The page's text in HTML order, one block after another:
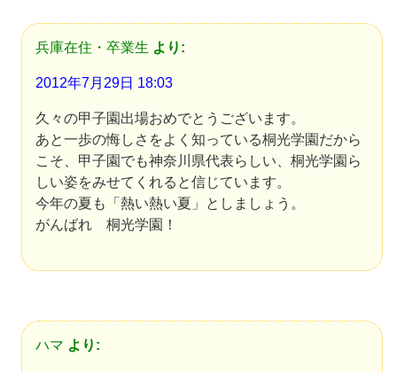
兵庫在住・卒業生 より:
2012年7月29日 18:03
久々の甲子園出場おめでとうございます。
あと一歩の悔しさをよく知っている桐光学園だから
こそ、甲子園でも神奈川県代表らしい、桐光学園ら
しい姿をみせてくれると信じています。
今年の夏も「熱い熱い夏」としましょう。
がんばれ 桐光学園！
ハマ より: